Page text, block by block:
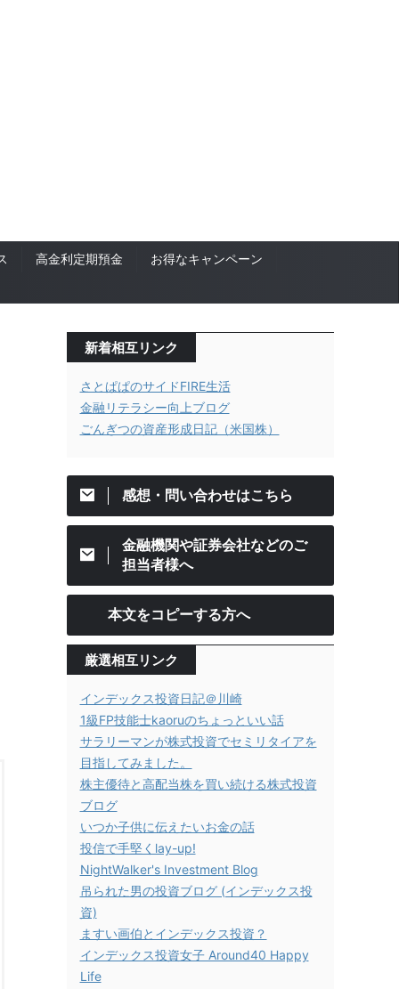
高金利定期預金 お得なキャンペーン
新着相互リンク
さとぱぱのサイドFIRE生活
金融リテラシー向上ブログ
ごんぎつの資産形成日記（米国株）
感想・問い合わせはこちら
金融機関や証券会社などのご
担当者様へ
本文をコピーする方へ
厳選相互リンク
インデックス投資日記＠川崎
1級FP技能士kaoruのちょっといい話
サラリーマンが株式投資でセミリタイアを
目指してみました。
株主優待と高配当株を買い続ける株式投資
ブログ
いつか子供に伝えたいお金の話
投信で手堅くlay-up!
NightWalker's Investment Blog
吊られた男の投資ブログ (インデックス投
資)
ますい画伯とインデックス投資？
インデックス投資女子 Around40 Happy
Life